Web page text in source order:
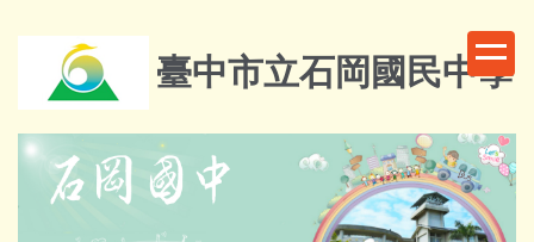
內
容
臺中市立石岡國民中學